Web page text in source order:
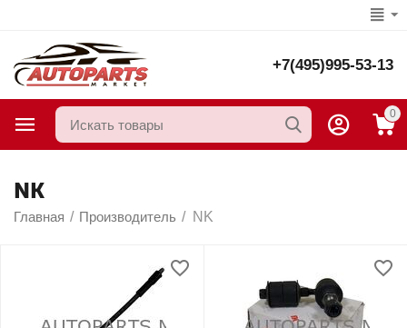
+7(495)995-53-13
0
NK
Главная / Производитель / NK